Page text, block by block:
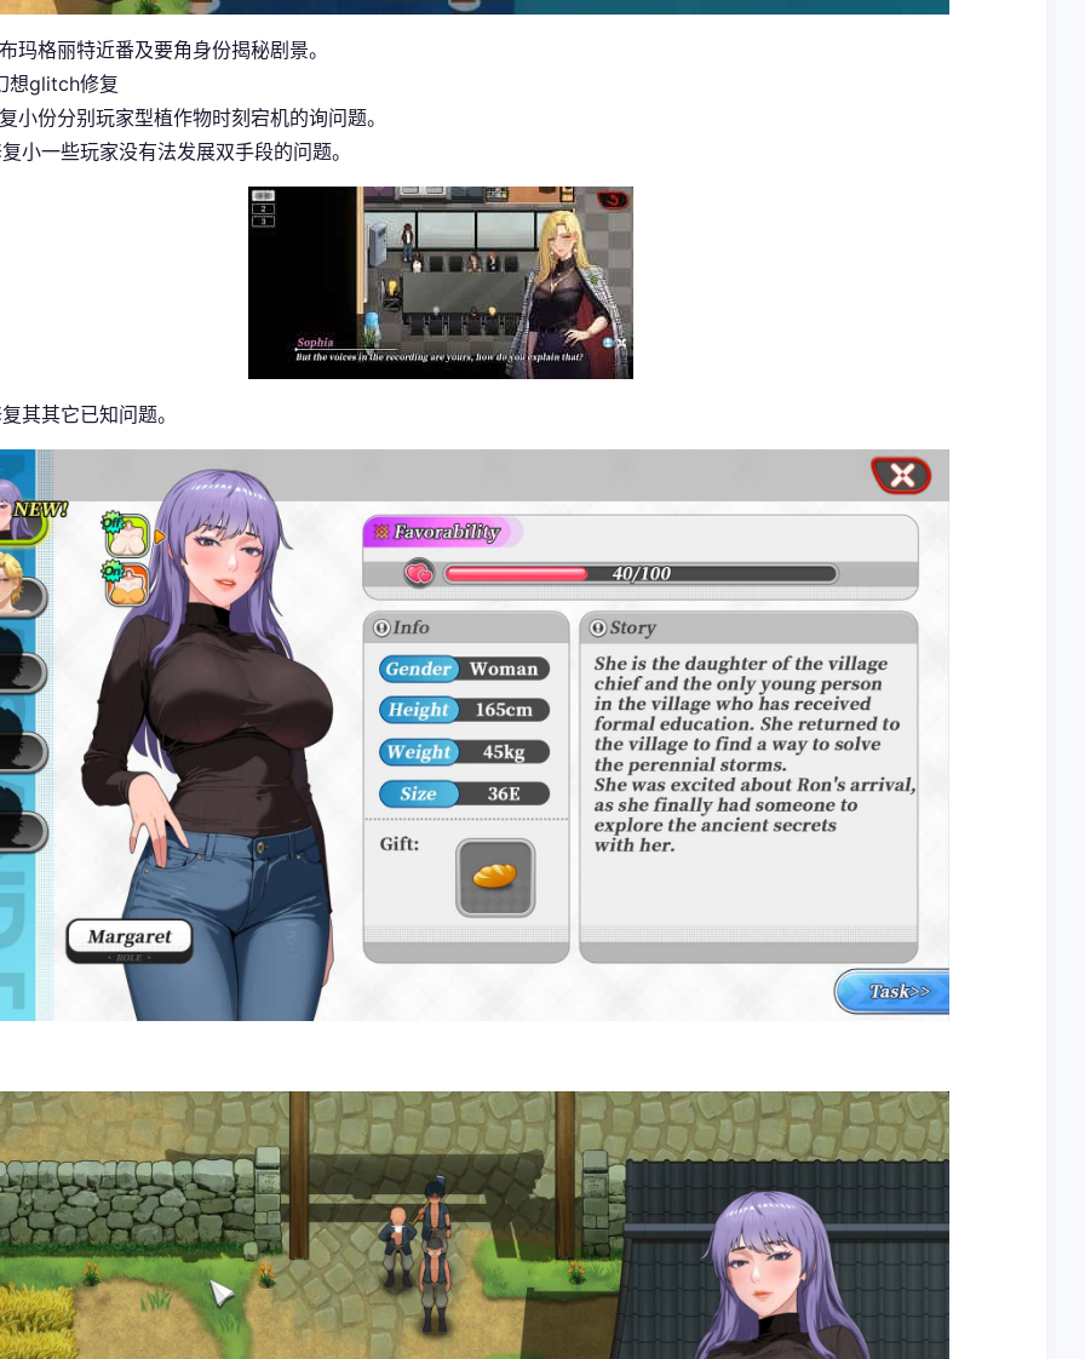
玛格丽特近番及要角身份揭秘剧景。
想glitch修复
小份分别玩家型植作物时刻宕机的询问题。
小一些玩家没有法发展双手段的问题。
其其它已知问题。